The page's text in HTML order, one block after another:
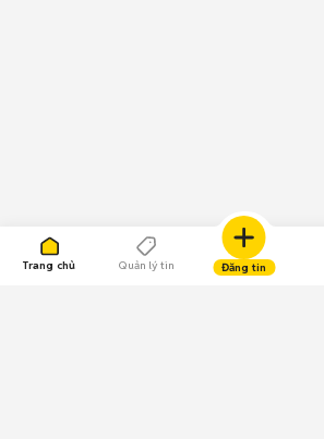
Trang chủ Quản lý tin Đăng tin